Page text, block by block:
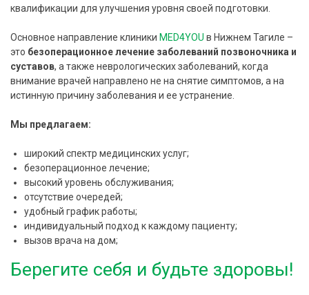
квалификации для улучшения уровня своей подготовки.
Основное направление клиники MED4YOU в Нижнем Тагиле –
это безоперационное лечение заболеваний позвоночника и
суставов, а также неврологических заболеваний, когда
внимание врачей направлено не на снятие симптомов, а на
истинную причину заболевания и ее устранение.
Мы предлагаем:
широкий спектр медицинских услуг;
безоперационное лечение;
высокий уровень обслуживания;
отсутствие очередей;
удобный график работы;
индивидуальный подход к каждому пациенту;
вызов врача на дом;
Берегите себя и будьте здоровы!